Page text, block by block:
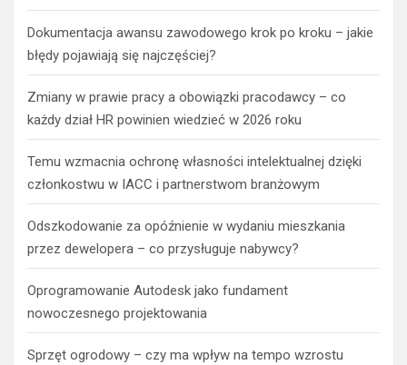
Dokumentacja awansu zawodowego krok po kroku – jakie
błędy pojawiają się najczęściej?
Zmiany w prawie pracy a obowiązki pracodawcy – co
każdy dział HR powinien wiedzieć w 2026 roku
Temu wzmacnia ochronę własności intelektualnej dzięki
członkostwu w IACC i partnerstwom branżowym
Odszkodowanie za opóźnienie w wydaniu mieszkania
przez dewelopera – co przysługuje nabywcy?
Oprogramowanie Autodesk jako fundament
nowoczesnego projektowania
Sprzęt ogrodowy – czy ma wpływ na tempo wzrostu